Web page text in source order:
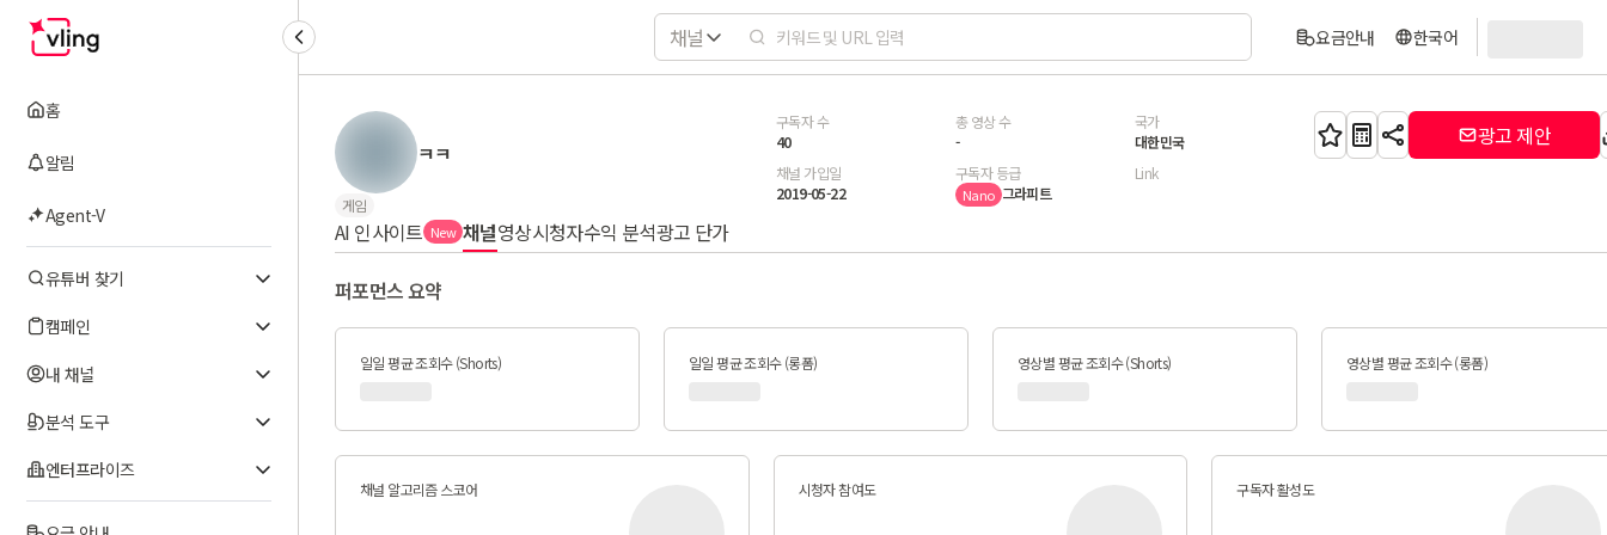
홈
알림
Agent-V
유튜버 찾기
캠페인
내 채널
분석 도구
엔터프라이즈
채널 요금안내 한국어
ㅋㅋ
게임
구독자 수
40
총 영상 수
-
국가
대한민국
채널 가입일
2019-05-22
구독자 등급
Nano 그라피트
Link
광고 제안
AI 인사이트 New 채널영상시청자수익 분석광고 단가
퍼포먼스 요약
일일 평균 조회수 (Shorts) 일일 평균 조회수 (롱폼) 영상별 평균 조회수 (Shorts) 영상별 평균 조회수 (롱폼)
채널 알고리즘 스코어 시청자 참여도 구독자 활성도